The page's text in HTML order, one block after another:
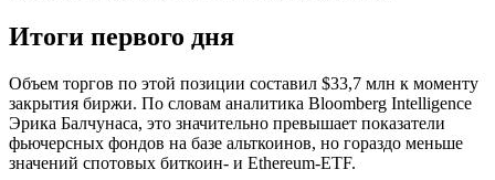
Итоги первого дня
Объем торгов по этой позиции составил $33,7 млн к моменту
закрытия биржи. По словам аналитика Bloomberg Intelligence
Эрика Балчунаса, это значительно превышает показатели
фьючерсных фондов на базе альткоинов, но гораздо меньше
значений спотовых биткоин- и Ethereum-ETF.